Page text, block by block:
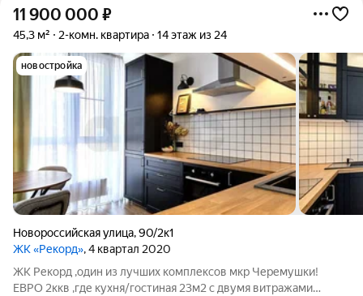
11 900 000 ₽
45,3 м² 2-комн. квартира 14 этаж из 24
новостройка
Новороссийская улица,90/2к1
ЖК «Рекорд», 4 квартал 2020
ЖК Рекорд ,один из лучших комплексов мкр Черемушки!
ЕВРО 2ккв ,где кухня/гостиная 23м2 с двумя витражами